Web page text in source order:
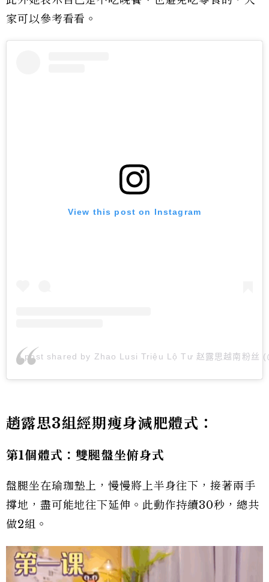
家可以參考看看。
View this post on Instagram
A post shared by Zhao Lusi Triệu Lộ Tư 赵露思越南粉丝
趙露思3組經期瘦身減肥體式：
第1個體式：雙腿盤坐俯身式
盤腿坐在瑜珈墊上，慢慢將上半身往下，接著兩手
撐地，盡可能地往下延伸。此動作持續30秒，總共
做2組。